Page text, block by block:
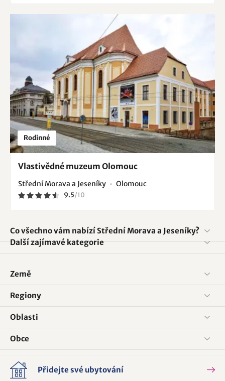
Rodinné
Vlastivědné muzeum Olomouc
Střední Morava a Jeseníky Olomouc
9.5/10
Co všechno vám nabízí Střední Morava a Jeseníky?
Další zajímavé kategorie
Země
Regiony
Oblasti
Obce
Přidejte své ubytování